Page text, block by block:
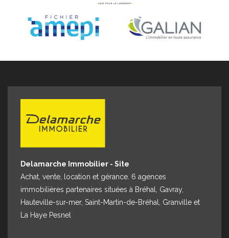
Nos agences
Espace client Nous contacter
Delamarche Immobilier - Site
Achat, vente, location et gérance. 6 agences
immobilières partenaires situées à Bréhal, Gavray,
Hauteville-sur-mer, Saint-Martin-de-Bréhal, Granville et
La Haye Pesnel